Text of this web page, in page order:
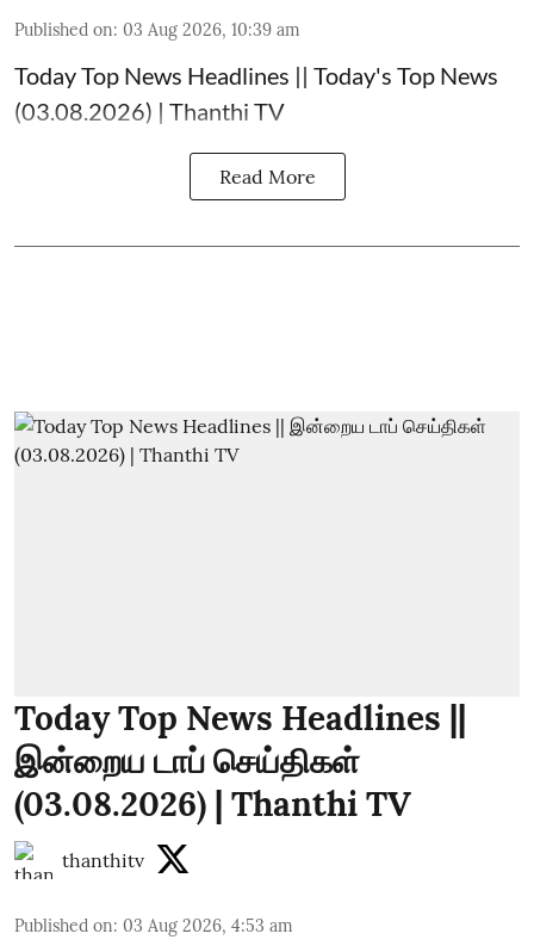
Published on: 03 Aug 2026, 10:39 am
Today Top News Headlines || Today's Top News
(03.08.2026) | Thanthi TV
Read More
Today Top News Headlines ||
இன்றைய டாப் செய்திகள்
(03.08.2026) | Thanthi TV
thanthitv
Published on: 03 Aug 2026, 4:53 am